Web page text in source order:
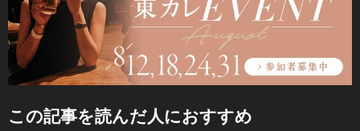
この記事を読んだ人におすすめ